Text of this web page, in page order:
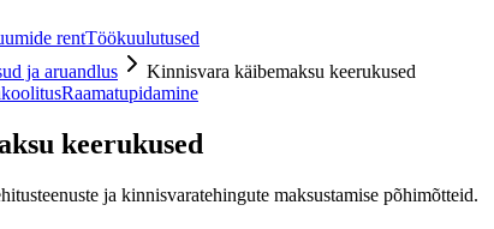
rentTöökuulutused
ja aruandlus
Kinnisvara käibemaksu keerukused
Raamatupidamine
keerukused
ja kinnisvaratehingute maksustamise põhimõtteid.